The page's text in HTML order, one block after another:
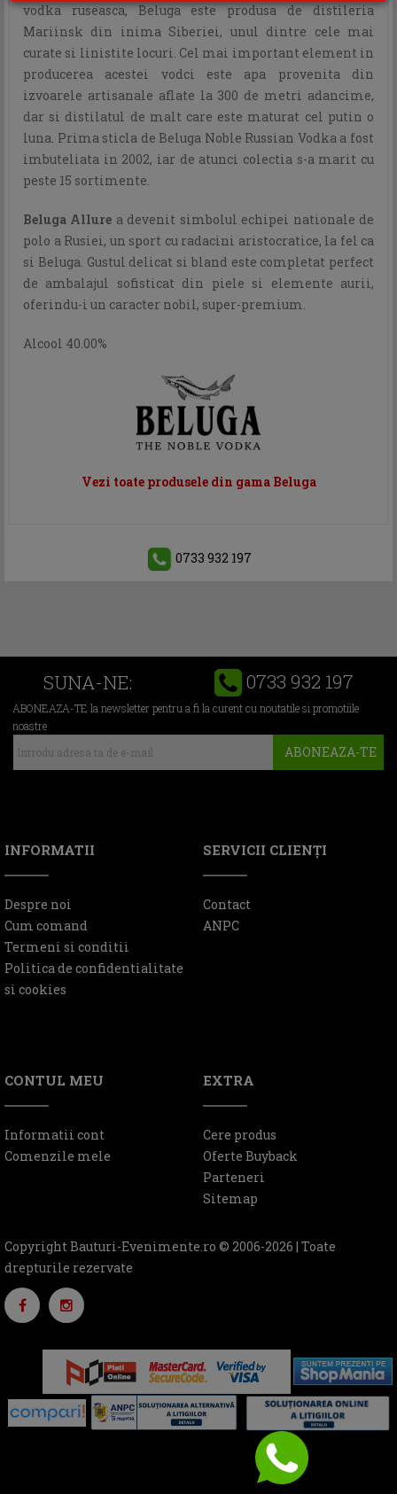
vodka ruseasca, Beluga este produsa de distileria
Mariinsk din inima Siberiei, unul dintre cele mai
curate si linistite locuri. Cel mai important element in
producerea acestei vodci este apa provenita din
izvoarele artisanale aflate la 300 de metri adancime,
dar si distilatul de malt care este maturat cel putin o
luna. Prima sticla de Beluga Noble Russian Vodka a fost
imbuteliata in 2002, iar de atunci colectia s-a marit cu
peste 15 sortimente.
Beluga Allure a devenit simbolul echipei nationale de
polo a Rusiei, un sport cu radacini aristocratice, la fel ca
si Beluga. Gustul delicat si bland este completat perfect
de ambalajul sofisticat din piele si elemente aurii,
oferindu-i un caracter nobil, super-premium.
Alcool 40.00%
Vezi toate produsele din gama Beluga
0733 932 197
SUNA-NE: 0733 932 197
ABONEAZA-TE la newsletter pentru a fi la curent cu noutatile si promotiile
noastre
ABONEAZA-TE
INFORMATII
Despre noi
Cum comand
Termeni si conditii
Politica de confidentialitate
si cookies
SERVICII CLIENŢI
Contact
ANPC
CONTUL MEU
Informatii cont
Comenzile mele
EXTRA
Cere produs
Oferte Buyback
Parteneri
Sitemap
Copyright Bauturi-Evenimente.ro © 2006-2026 | Toate
drepturile rezervate